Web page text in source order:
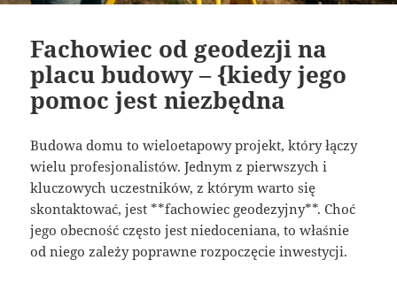
Fachowiec od geodezji na
placu budowy – {kiedy jego
pomoc jest niezbędna
Budowa domu to wieloetapowy projekt, który łączy
wielu profesjonalistów. Jednym z pierwszych i
kluczowych uczestników, z którym warto się
skontaktować, jest **fachowiec geodezyjny**. Choć
jego obecność często jest niedoceniana, to właśnie
od niego zależy poprawne rozpoczęcie inwestycji.